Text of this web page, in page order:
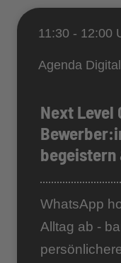
11:30 - 12:00
Agenda
Next Level
begeistern
WhatsApp
Alltag ab -